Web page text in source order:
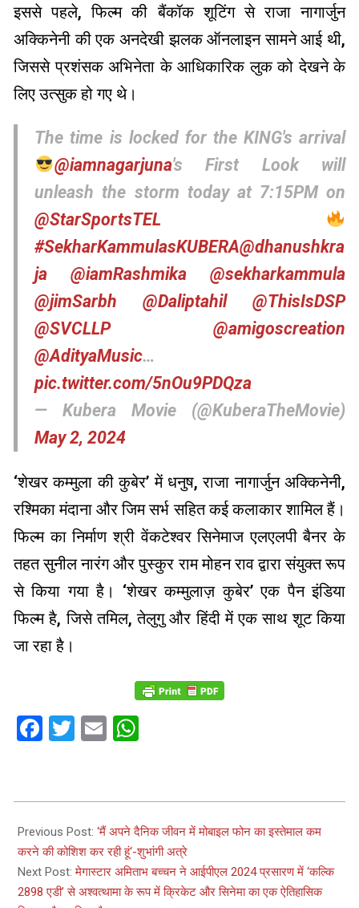
इससे पहले, फिल्म की बैंकॉक शूटिंग से राजा नागार्जुन
अक्किनेनी की एक अनदेखी झलक ऑनलाइन सामने आई थी,
जिससे प्रशंसक अभिनेता के आधिकारिक लुक को देखने के
लिए उत्सुक हो गए थे।
The time is locked for the KING's arrival
@iamnagarjuna's First Look will
unleash the storm today at 7:15PM on
@StarSportsTEL
#SekharKammulasKUBERA@dhanushkra
ja
@iamRashmika
@sekharkammula
@jimSarbh
@Daliptahil
@ThisIsDSP
@SVCLLP
@amigoscreation
@AdityaMusic…
pic.twitter.com/5nOu9PDQza
— Kubera Movie (@KuberaTheMovie)
May 2, 2024
‘शेखर कम्मुला की कुबेर’ में धनुष, राजा नागार्जुन अक्किनेनी,
रश्मिका मंदाना और जिम सर्भ सहित कई कलाकार शामिल हैं।
फिल्म का निर्माण श्री वेंकटेश्वर सिनेमाज एलएलपी बैनर के
तहत सुनील नारंग और पुस्कुर राम मोहन राव द्वारा संयुक्त रूप
से किया गया है। ‘शेखर कम्मुलाज़ कुबेर’ एक पैन इंडिया
फिल्म है, जिसे तमिल, तेलुगु और हिंदी में एक साथ शूट किया
जा रहा है।
Facebook
Twitter
Email
05-
02
Previous Post: ‘मैं अपने दैनिक जीवन में मोबाइल फोन का इस्तेमाल कम
करने की कोशिश कर रही हूं‘-शुभांगी अत्रे
Next Post:मेगास्टार अमिताभ बच्चन ने आईपीएल 2024 प्रसारण में ‘कल्कि
2898 एडी’ से अश्वत्थामा के रूप में क्रिकेट और सिनेमा का एक ऐतिहासिक